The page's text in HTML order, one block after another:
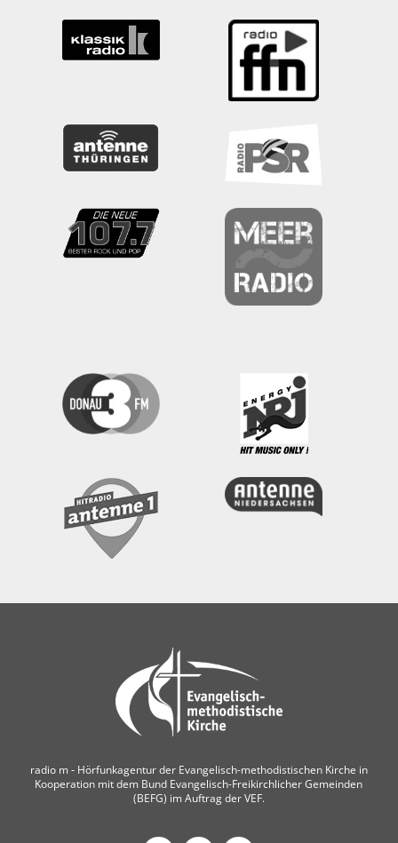
radio m ‐ Hörfunkagentur der Evangelisch-methodistischen Kirche in
Kooperation mit dem Bund Evangelisch-Freikirchlicher Gemeinden
(BEFG) im Auftrag der VEF.